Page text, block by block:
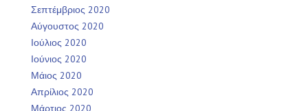
Σεπτέμβριος 2020
Αύγουστος 2020
Ιούλιος 2020
Ιούνιος 2020
Μάιος 2020
Απρίλιος 2020
Μάρτιος 2020